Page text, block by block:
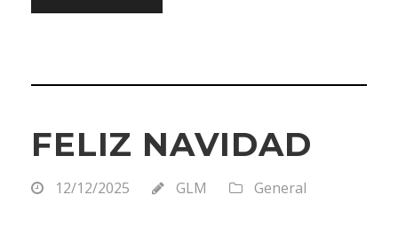
FELIZ NAVIDAD
12/12/2025 GLM General